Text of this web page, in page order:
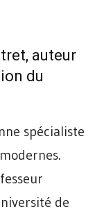
auteur
du
spécialiste
de